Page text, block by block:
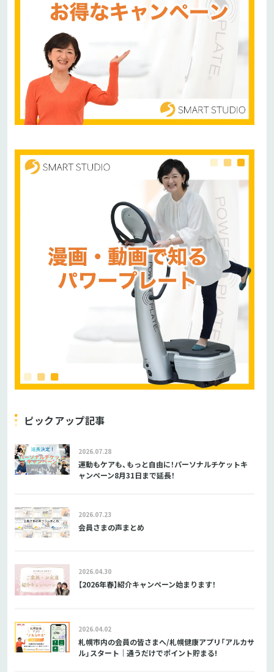
ピックアップ記事
2026.07.28
運動もケアも、もっと自由に！パーソナルチケットキ
ャンペーン8月31日まで延長！
2026.07.23
会員さまの声まとめ
2026.04.30
【2026年春】紹介キャンペーン始まります！
2026.04.02
札幌市内の会員の皆さまへ/札幌健康アプリ「アルカサ
ル」スタート｜通うだけでポイント貯まる!